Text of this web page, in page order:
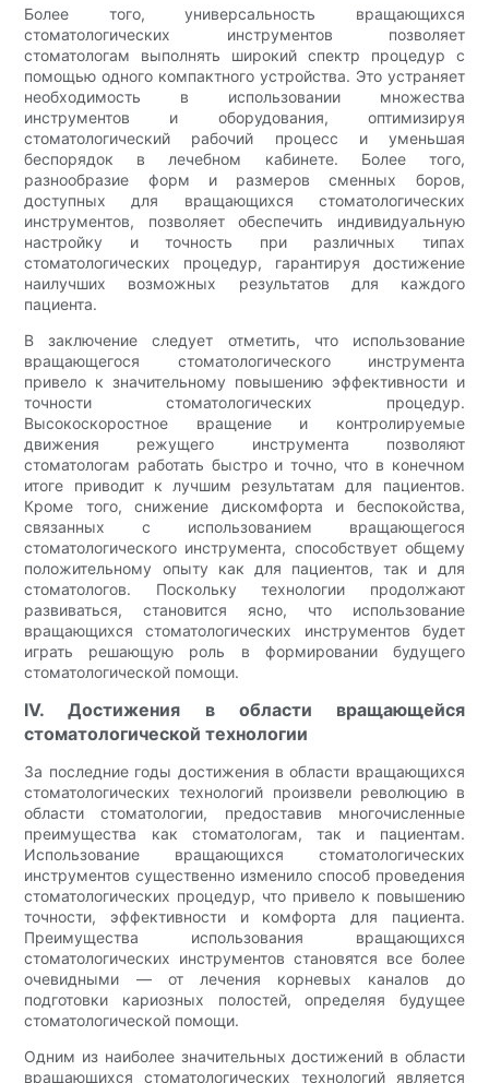
Более того, универсальность вращающихся
стоматологических инструментов позволяет
стоматологам выполнять широкий спектр процедур с
помощью одного компактного устройства. Это устраняет
необходимость в использовании множества
инструментов и оборудования, оптимизируя
стоматологический рабочий процесс и уменьшая
беспорядок в лечебном кабинете. Более того,
разнообразие форм и размеров сменных боров,
доступных для вращающихся стоматологических
инструментов, позволяет обеспечить индивидуальную
настройку и точность при различных типах
стоматологических процедур, гарантируя достижение
наилучших возможных результатов для каждого
пациента.
В заключение следует отметить, что использование
вращающегося стоматологического инструмента
привело к значительному повышению эффективности и
точности стоматологических процедур.
Высокоскоростное вращение и контролируемые
движения режущего инструмента позволяют
стоматологам работать быстро и точно, что в конечном
итоге приводит к лучшим результатам для пациентов.
Кроме того, снижение дискомфорта и беспокойства,
связанных с использованием вращающегося
стоматологического инструмента, способствует общему
положительному опыту как для пациентов, так и для
стоматологов. Поскольку технологии продолжают
развиваться, становится ясно, что использование
вращающихся стоматологических инструментов будет
играть решающую роль в формировании будущего
стоматологической помощи.
IV. Достижения в области вращающейся
стоматологической технологии
За последние годы достижения в области вращающихся
стоматологических технологий произвели революцию в
области стоматологии, предоставив многочисленные
преимущества как стоматологам, так и пациентам.
Использование вращающихся стоматологических
инструментов существенно изменило способ проведения
стоматологических процедур, что привело к повышению
точности, эффективности и комфорта для пациента.
Преимущества использования вращающихся
стоматологических инструментов становятся все более
очевидными — от лечения корневых каналов до
подготовки кариозных полостей, определяя будущее
стоматологической помощи.
Одним из наиболее значительных достижений в области
вращающихся стоматологических технологий является